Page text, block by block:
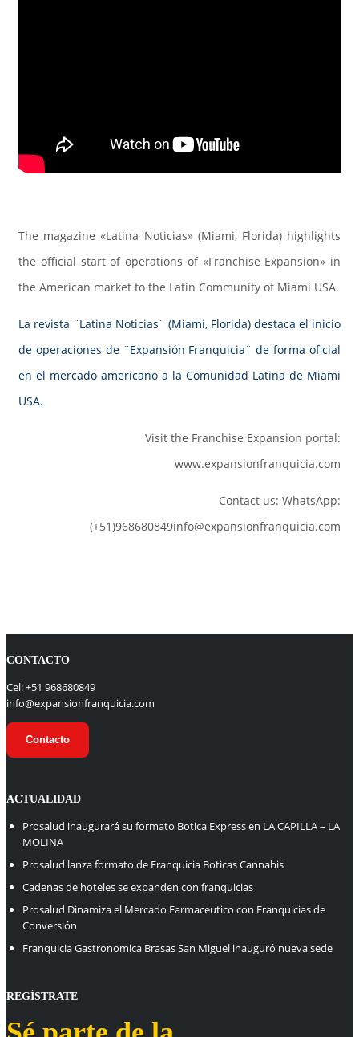
The magazine «Latina Noticias» (Miami, Florida) highlights
the official start of operations of «Franchise Expansion» in
the American market to the Latin Community of Miami USA.
La revista ¨Latina Noticias¨ (Miami, Florida) destaca el inicio
de operaciones de ¨Expansión Franquicia¨ de forma oficial
en el mercado americano a la Comunidad Latina de Miami
USA.
Visit the Franchise Expansion portal:
www.expansionfranquicia.com
Contact us: WhatsApp:
(+51)968680849info@expansionfranquicia.com
CONTACTO
Cel: +51 968680849
info@expansionfranquicia.com
Contacto
ACTUALIDAD
Prosalud inaugurará su formato Botica Express en LA CAPILLA – LA
MOLINA
Prosalud lanza formato de Franquicia Boticas Cannabis
Cadenas de hoteles se expanden con franquicias
Prosalud Dinamiza el Mercado Farmaceutico con Franquicias de
Conversión
Franquicia Gastronomica Brasas San Miguel inauguró nueva sede
REGÍSTRATE